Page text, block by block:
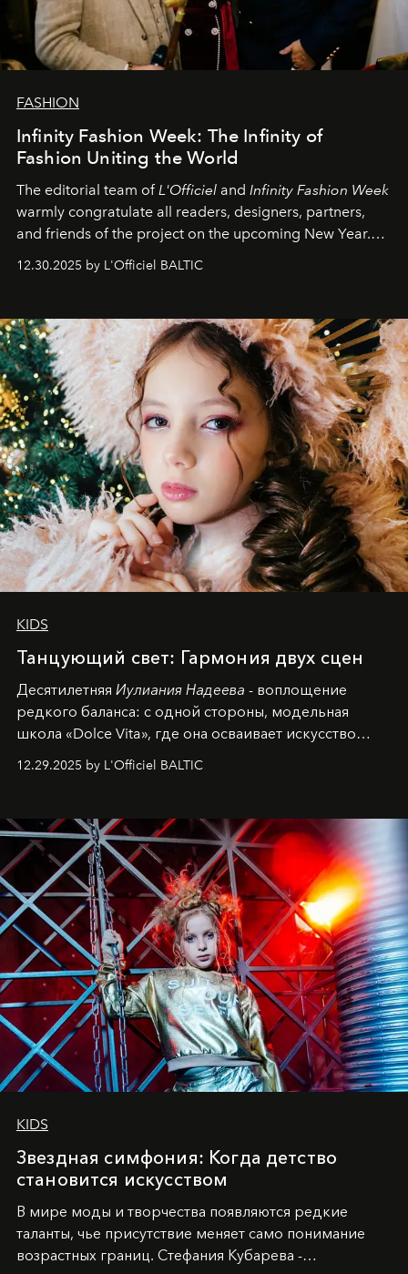
FASHION
Infinity Fashion Week: The Infinity of
Fashion Uniting the World
The editorial team of L'Officiel and Infinity Fashion Week
warmly congratulate all readers, designers, partners,
and friends of the project on the upcoming New Year.
achievements.
12.30.2025 by L'Officiel BALTIC
KIDS
Танцующий свет: Гармония двух сцен
Десятилетняя Иулиания Надеева - воплощение
редкого баланса: с одной стороны, модельная
школа «Dolce Vita», где она осваивает искусство
балетная студия при хореографическом училище,
танцевального пути за плечами.
12.29.2025 by L'Officiel BALTIC
KIDS
Звездная симфония: Когда детство
становится искусством
В мире моды и творчества появляются редкие
таланты, чье присутствие меняет само понимание
возрастных границ. Стефания Кубарева -